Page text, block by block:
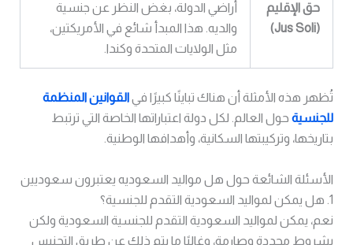
حق الإقليم
(Jus Soli)
أراضي الدولة، بغض النظر عن جنسية
والديه. هذا المبدأ شائع في الأمريكتين،
مثل الولايات المتحدة وكندا.
تُظهر هذه الأمثلة أن هناك تباينًا كبيرًا فيالقوانين المنظمة
للجنسيةحول العالم. لكل دولة اعتباراتها الخاصة التي ترتبط
بتاريخها، وتركيبتها السكانية، وأهدافها الوطنية.
الأسئلة الشائعة حول هل مواليد السعوديه يعتبرون سعوديين
1. هل يمكن لمواليد السعودية التقدم للجنسية؟
نعم، يمكن لمواليد السعودية التقدم للجنسية السعودية ولكن
بشروط محددة وصارمة، وغالبًا ما يتم ذلك عن طريق التجنيس